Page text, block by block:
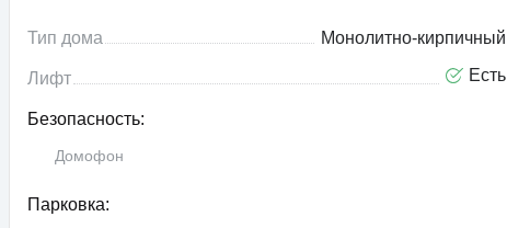
Тип дома Монолитно-кирпичный
Лифт Есть
Безопасность:
Домофон
Парковка: